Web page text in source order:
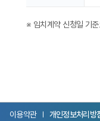
※ 임치계약 신청일 기
이용약관 개인정보처리방